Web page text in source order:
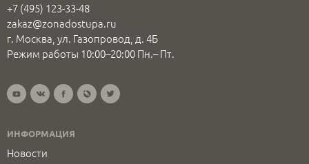
+7 (495) 123-33-48
zakaz@zonadostupa.ru
г. Москва, ул. Газопровод, д. 4Б
Режим работы 10:00–20:00 Пн.– Пт.
ИНФОРМАЦИЯ
Новости